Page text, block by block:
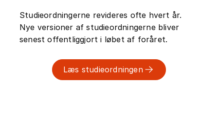
Studieordningerne revideres ofte hvert år.
Nye versioner af studieordningerne bliver
senest offentliggjort i løbet af foråret.
Læs studieordningen